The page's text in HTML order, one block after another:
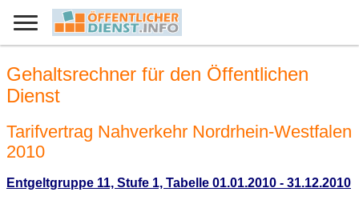
Gehaltsrechner für den Öffentlichen
Dienst
Tarifvertrag Nahverkehr Nordrhein-Westfalen
2010
Entgeltgruppe 11, Stufe 1, Tabelle 01.01.2010 - 31.12.2010